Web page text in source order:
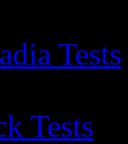
Tests
Tests